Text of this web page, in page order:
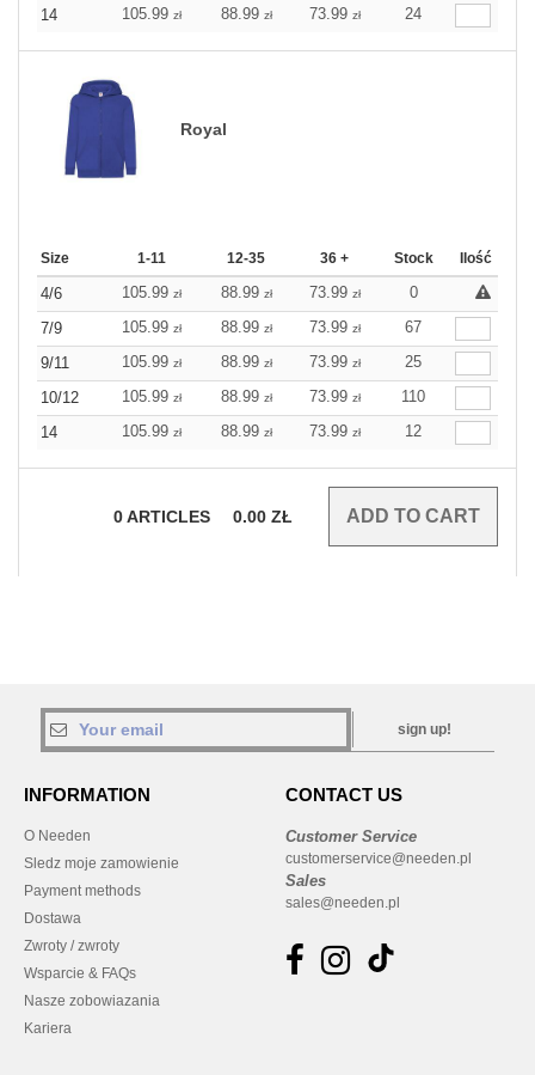
14
105.99 zł 88.99 zł 73.99 zł 24
Royal
Size 1-11 12-35 36 + Stock Ilość
4/6 105.99 zł 88.99 zł 73.99 zł
0
7/9
105.99 zł 88.99 zł 73.99 zł
67
9/11
105.99 zł 88.99 zł 73.99 zł
25
10/12
105.99 zł 88.99 zł 73.99 zł
110
14
105.99 zł 88.99 zł 73.99 zł 12
0ARTICLES 0.00 ZŁ
sign up!
INFORMATION
O Needen
Sledz moje zamowienie
Payment methods
Dostawa
Zwroty / zwroty
Wsparcie & FAQs
Nasze zobowiazania
Kariera
CONTACT US
Customer Service
customerservice@needen.pl
Sales
sales@needen.pl